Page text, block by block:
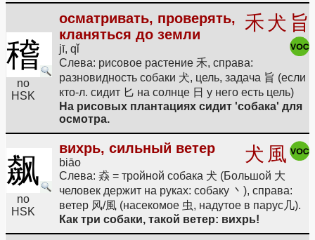
稽
no
HSK
осматривать, проверять,
кланяться до земли
jī, qǐ
禾犬 旨
Слева: рисовое растение 禾, справа:
разновидность собаки 犬, цель, задача 旨 (если
кто-л. сидит 匕 на солнце 日 у него есть цель)
На рисовых плантациях сидит 'собака' для
осмотра.
飙
no
HSK
вихрь, сильный ветер
biāo 犬 風
Слева: 猋 = тройной собака 犬 (Большой 大
человек держит на руках: собаку 丶), справа:
ветер 风/風 (насекомое 虫, надутое в парус几).
Как три собаки, такой ветер: вихрь!